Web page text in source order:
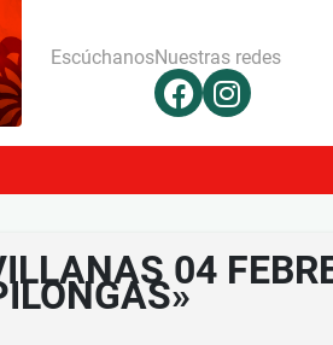
EscúchanosNuestras redes
04